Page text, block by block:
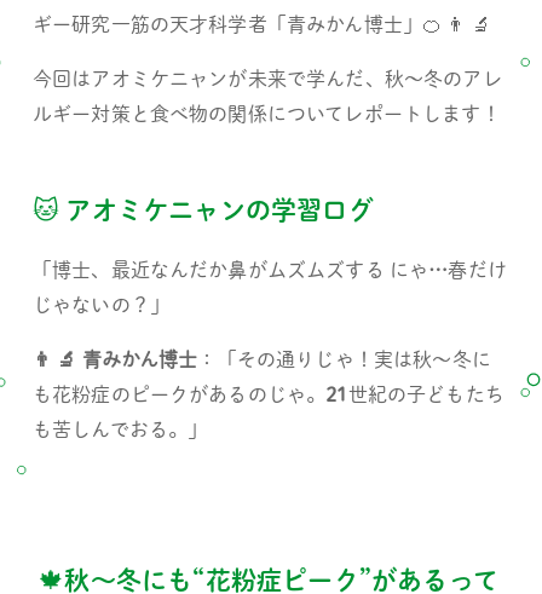
ギー研究一筋の天才科学者「青みかん博士」🍊 👨 🔬
今回はアオミケニャンが未来で学んだ、秋～冬のアレ
ルギー対策と食べ物の関係についてレポートします！
🐱 アオミケニャンの学習ログ
「博士、最近なんだか鼻がムズムズする にゃ…春だけ
じゃないの？」
👨 🔬 青みかん博士 ：「その通りじゃ！実は秋～冬に
も花粉症のピークがあるのじゃ。 21 世紀の子どもたち
も苦しんでおる。」
🍁秋～冬にも“花粉症ピーク ”があるって